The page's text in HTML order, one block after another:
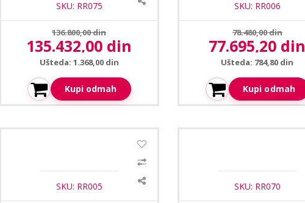
SKU: RR075
Prethodna cena:
136.800,00 din
Aktuelna cena:
135.432,00 din
Ušteda: 1.368,00 din
Kupi odmah
SKU: RR006
Prethodna cena:
78.480,00 din
Aktuelna cena:
77.695,20 din
Ušteda: 784,80 din
Kupi odmah
Komplet motora za krilne kapije
SKU: RR005
Roger Brushless motor za
SKU: RR070